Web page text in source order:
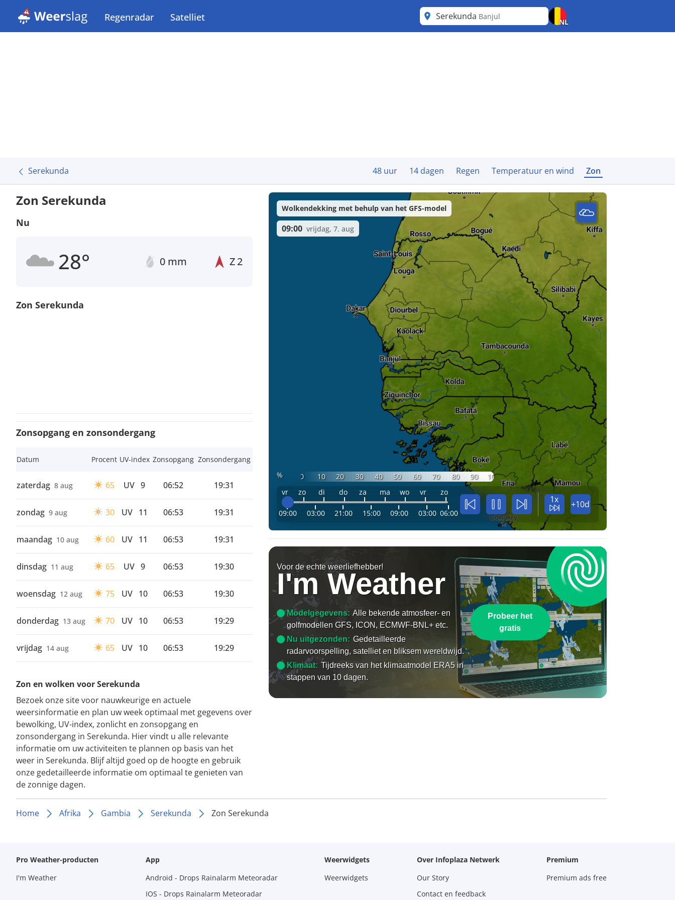
Regenradar Satelliet Serekunda Banjul
NL
Serekunda 48 uur 14 dagen Regen Temperatuur en wind Zon
Zon Serekunda
Nu
28° 0 mm Z2
Zon Serekunda
Zonsopgang en zonsondergang
Datum Procent UV-index Zonsopgang Zonsondergang
zaterdag 8 aug 65 UV 9 06:52 19:31
zondag 9 aug 30 UV 11 06:53 19:31
maandag 10 aug 60 UV 11 06:53 19:31
dinsdag 11 aug 65 UV 9 06:53 19:30
woensdag 12 aug 75 UV 10 06:53 19:30
donderdag 13 aug 70 UV 10 06:53 19:29
vrijdag 14 aug 65 UV 10 06:53 19:29
Zon en wolken voor Serekunda
Bezoek onze site voor nauwkeurige en actuele
weersinformatie en plan uw week optimaal met gegevens over
bewolking, UV-index, zonlicht en zonsopgang en
zonsondergang in Serekunda. Hier vindt u alle relevante
informatie om uw activiteiten te plannen op basis van het
weer in Serekunda. Blijf altijd goed op de hoogte en gebruik
onze gedetailleerde informatie om optimaal te genieten van
de zonnige dagen.
% 0 10 20 30 40 50 60 70 80 90
100
vr
zo di do za ma wo vr zo
09:00 03:00 21:00 15:00 09:00 03:00 06:00
1x +10d
Wolkendekking met behulp van het GFS-model
09:00 vrijdag, 7. aug
Voor de echte weerliefhebber!
I'm Weather
Modelgegevens: Alle bekende atmosfeer- en
golfmodellen GFS, ICON, ECMWF-BNL+ etc.
Nu uitgezonden: Gedetailleerde
radarvoorspelling, satelliet en bliksem wereldwijd.
Klimaat: Tijdreeks van het klimaatmodel ERA5 in
stappen van 10 dagen.
Probeer het
gratis
Home Afrika Gambia Serekunda Zon Serekunda
Pro Weather-producten
I'm Weather
App
Android - Drops Rainalarm Meteoradar
IOS - Drops Rainalarm Meteoradar
Weerwidgets
Weerwidgets
Over Infoplaza Netwerk
Our Story
Contact en feedback
Premium
Premium ads free